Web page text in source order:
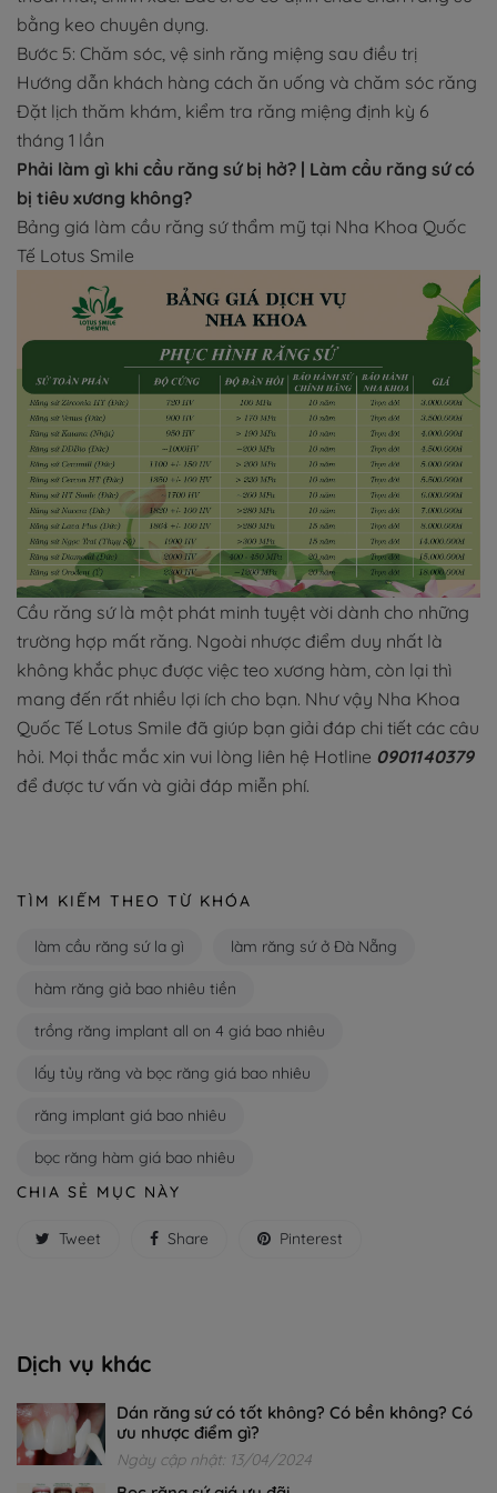
bằng keo chuyên dụng.
Bước 5: Chăm sóc, vệ sinh răng miệng sau điều trị
Hướng dẫn khách hàng cách ăn uống và chăm sóc răng
Đặt lịch thăm khám, kiểm tra răng miệng định kỳ 6
tháng 1 lần
Phải làm gì khi cầu răng sứ bị hở? | Làm cầu răng sứ có
bị tiêu xương không?
Bảng giá làm cầu răng sứ thẩm mỹ tại Nha Khoa Quốc
Tế Lotus Smile
Cầu răng sứ là một phát minh tuyệt vời dành cho những
trường hợp mất răng. Ngoài nhược điểm duy nhất là
không khắc phục được việc teo xương hàm, còn lại thì
mang đến rất nhiều lợi ích cho bạn. Như vậy Nha Khoa
Quốc Tế Lotus Smile đã giúp bạn giải đáp chi tiết các câu
hỏi. Mọi thắc mắc xin vui lòng liên hệ Hotline 0901140379
để được tư vấn và giải đáp miễn phí.
TÌM KIẾM THEO TỪ KHÓA
làm cầu răng sứ la gì làm răng sứ ở Đà Nẵng
hàm răng giả bao nhiêu tiền
trồng răng implant all on 4 giá bao nhiêu
lấy tủy răng và bọc răng giá bao nhiêu
răng implant giá bao nhiêu
bọc răng hàm giá bao nhiêu
CHIA SẺ MỤC NÀY
Tweet Share Pinterest
Dịch vụ khác
Dán răng sứ có tốt không? Có bền không? Có
ưu nhược điểm gì?
Ngày cập nhật: 13/04/2024